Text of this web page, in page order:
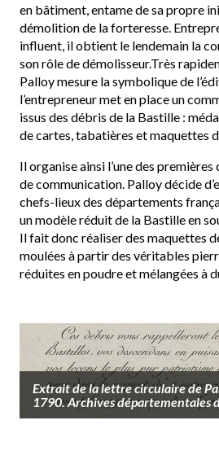
en bâtiment, entame de sa propre
démolition de la forteresse.
influent, il obtient le lendemain la
son rôle de démolisseur.Très
Palloy mesure la symbolique de
l’entrepreneur met en place un
issus des débris de la Bastille :
de cartes, tabatières et maquettes
Il organise ainsi l’une des
de communication. Palloy décide
chefs-lieux des départements
un modèle réduit de la Bastille en
Il fait donc réaliser des maquettes
moulées à partir des véritables
réduites en poudre et mélangées à
Extrait de la lettre circulaire de
1790. Archives départementales